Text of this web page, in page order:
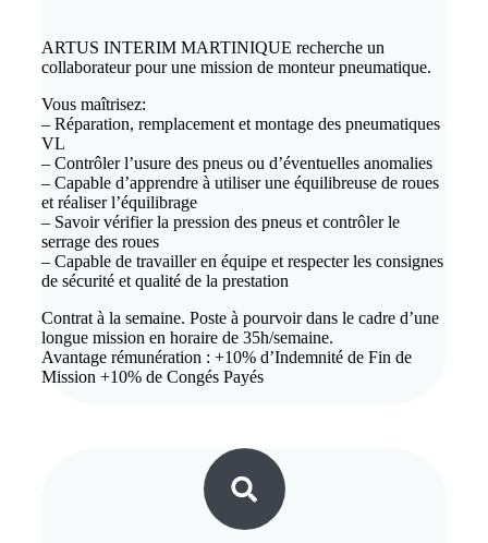
ARTUS INTERIM MARTINIQUE recherche un
collaborateur pour une mission de monteur pneumatique.
Vous maîtrisez:
– Réparation, remplacement et montage des pneumatiques
VL
– Contrôler l’usure des pneus ou d’éventuelles anomalies
– Capable d’apprendre à utiliser une équilibreuse de roues
et réaliser l’équilibrage
– Savoir vérifier la pression des pneus et contrôler le
serrage des roues
– Capable de travailler en équipe et respecter les consignes
de sécurité et qualité de la prestation
Contrat à la semaine. Poste à pourvoir dans le cadre d’une
longue mission en horaire de 35h/semaine.
Avantage rémunération : +10% d’Indemnité de Fin de
Mission +10% de Congés Payés